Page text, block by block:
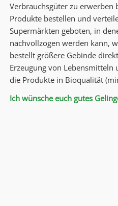
Verbrauchsgüter zu
Produkte bestellen und
Supermärkten geboten, in
nachvollzogen werden kann,
bestellt größere Gebinde
Erzeugung von
die Produkte in Bioqualität
Ich wünsche euch gutes